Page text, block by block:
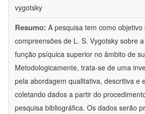
vygotsky
Resumo: A pesquisa tem como
compreensões de L. S. Vygotsky sobre
função psíquica superior no âmbito de
Metodologicamente, trata-se de uma
pela abordagem qualitativa, descritiva e
coletando dados a partir do
pesquisa bibliográfica. Os dados serão